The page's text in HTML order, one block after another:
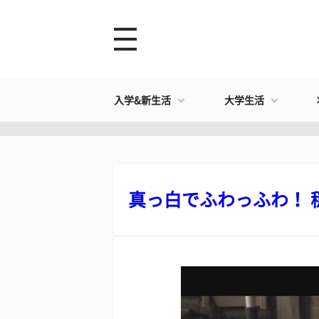
入学&新生活 大学生活
真っ白でふわっふわ！